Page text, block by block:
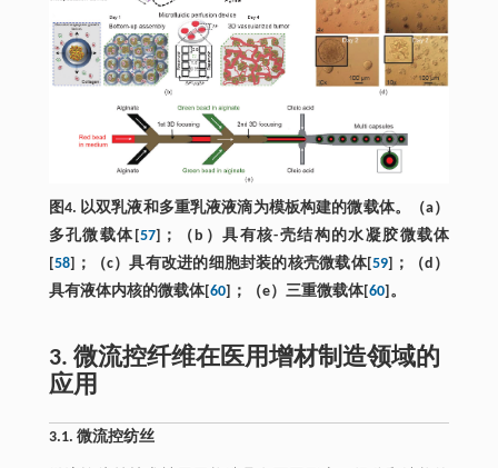
图4. 以双乳液和多重乳液液滴为模板构建的微载体。（a）
多孔微载体[57]；（b）具有核-壳结构的水凝胶微载体
[58]；（c）具有改进的细胞封装的核壳微载体[59]；（d）
具有液体内核的微载体[60]；（e）三重微载体[60]。
3. 微流控纤维在医用增材制造领域的
应用
3.1. 微流控纺丝